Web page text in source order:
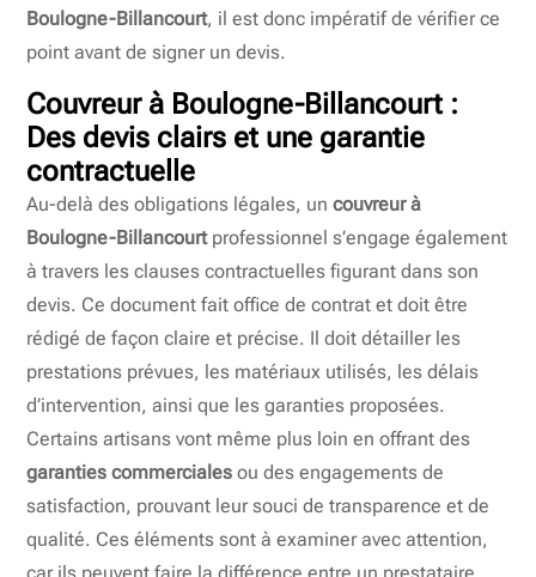
Boulogne-Billancourt, il est donc impératif de vérifier ce
point avant de signer un devis.
Couvreur à Boulogne-Billancourt :
Des devis clairs et une garantie
contractuelle
Au-delà des obligations légales, uncouvreur à
Boulogne-Billancourtprofessionnel s’engage également
à travers les clauses contractuelles figurant dans son
devis. Ce document fait office de contrat et doit être
rédigé de façon claire et précise. Il doit détailler les
prestations prévues, les matériaux utilisés, les délais
d’intervention, ainsi que les garanties proposées.
Certains artisans vont même plus loin en offrant des
garanties commerciales ou des engagements de
satisfaction, prouvant leur souci de transparence et de
qualité. Ces éléments sont à examiner avec attention,